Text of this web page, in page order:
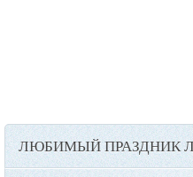
ЛЮБИМЫЙ ПРАЗДНИК